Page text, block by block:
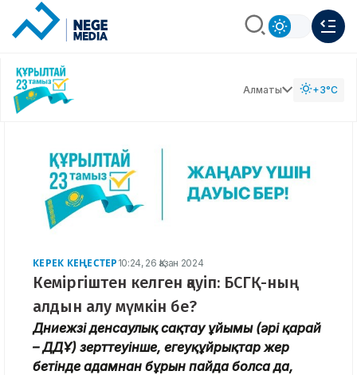
Алматы +3°C
КЕРЕК КЕҢЕСТЕР 10:24, 26 Қазан 2024
Кеміргіштен келген қауіп: БСГҚ-ның
алдын алу мүмкін бе?
Дүниежүзі денсаулық сақтау ұйымы (әрі қарай
– ДДҰ) зерттеуінше, егеуқұйрықтар жер
бетінде адамнан бұрын пайда болса да,